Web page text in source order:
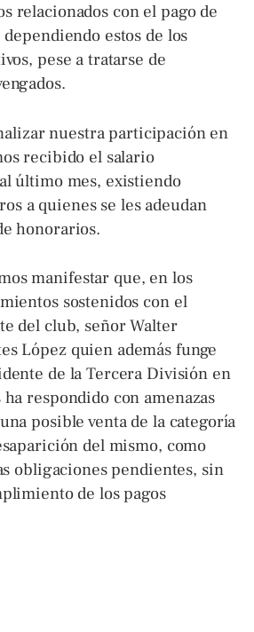
relacionados con el pago de
estos de los
pese a tratarse de
nuestra participación en
recibido el salario
último mes, existiendo
a quienes se les adeudan
honorarios.
manifestar que, en los
sostenidos con el
del club, señor Walter
López quien además funge
de la Tercera División en
ha respondido con amenazas
posible venta de la categoría
del mismo, como
obligaciones pendientes, sin
de los pagos